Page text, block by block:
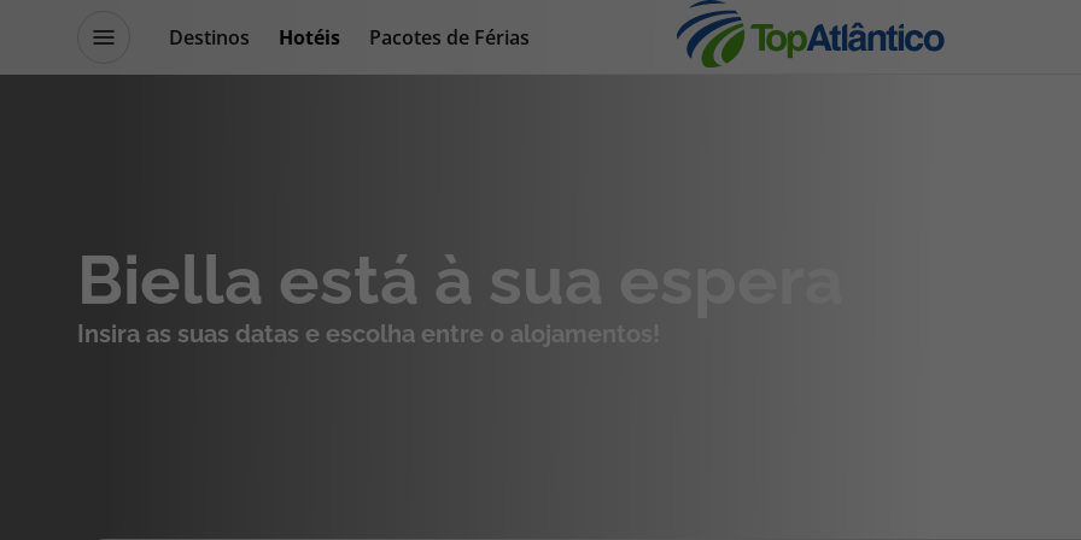
Destinos Hotéis
Pacotes de Férias
Promoções
Blog TopViagens
Voos Cruzeiros
Biella está à sua espera
Insira as suas datas e escolha entre 0 alojamentos!